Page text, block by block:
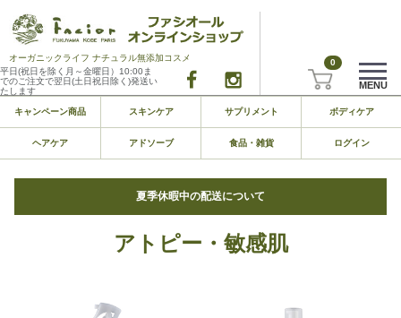
オーガニックライフ ナチュラル無添加コスメ
平日(祝日を除く月～金曜日）10:00ま
でのご注文で翌日(土日祝日除く)発送い
たします
0
MENU
キャンペーン商品 スキンケア サプリメント ボディケア
ヘアケア アドソーブ 食品・雑貨 ログイン
夏季休暇中の配送について
アトピー・敏感肌